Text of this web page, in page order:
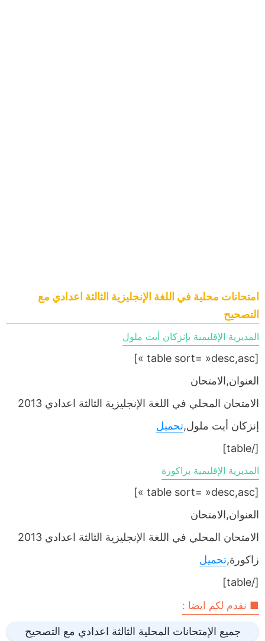
امتحانات محلية في اللغة الإنجليزية الثالثة اعدادي مع
التصحيح
المديرية الإقليمية بإنزكان أيت ملول
[table sort= »desc,asc »]
العنوان,الامتحان
الامتحان المحلي في اللغة الإنجليزية الثالثة اعدادي 2013
إنزكان أيت ملول,تحميل
[/table]
المديرية الإقليمية بزاكورة
[table sort= »desc,asc »]
العنوان,الامتحان
الامتحان المحلي في اللغة الإنجليزية الثالثة اعدادي 2013
زاكورة,تحميل
[/table]
■ نقدم لكم ايضا :
جميع الإمتحانات المحلية الثالثة اعدادي مع التصحيح